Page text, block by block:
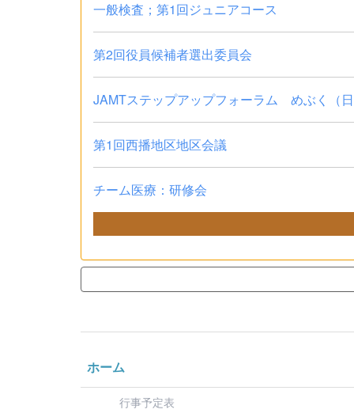
一般検査；第1回ジュニアコース
第2回役員候補者選出委員会
JAMTステップアップフォーラム めぶく（日
第1回西播地区地区会議
チーム医療：研修会
ホーム
行事予定表